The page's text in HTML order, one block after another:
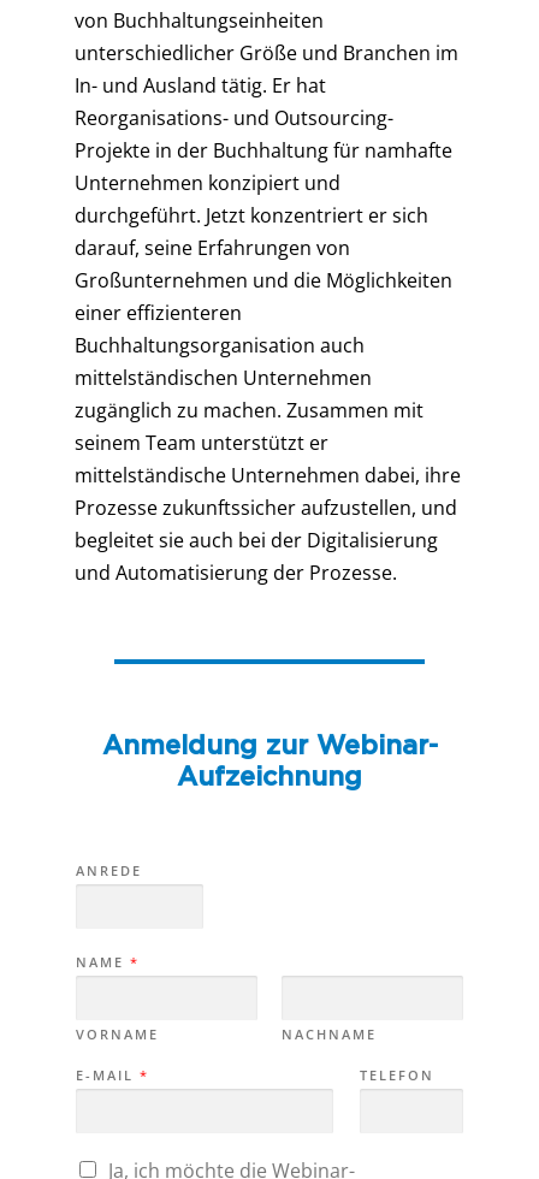
von Buchhaltungseinheiten
unterschiedlicher Größe und Branchen im
In- und Ausland tätig. Er hat
Reorganisations- und Outsourcing-
Projekte in der Buchhaltung für namhafte
Unternehmen konzipiert und
durchgeführt. Jetzt konzentriert er sich
darauf, seine Erfahrungen von
Großunternehmen und die Möglichkeiten
einer effizienteren
Buchhaltungsorganisation auch
mittelständischen Unternehmen
zugänglich zu machen. Zusammen mit
seinem Team unterstützt er
mittelständische Unternehmen dabei, ihre
Prozesse zukunftssicher aufzustellen, und
begleitet sie auch bei der Digitalisierung
und Automatisierung der Prozesse.
Anmeldung zur Webinar-
Aufzeichnung
ANREDE
NAME*
VORNAME NACHNAME
E-MAIL* TELEFON
C
Ja, ich möchte die Webinar-